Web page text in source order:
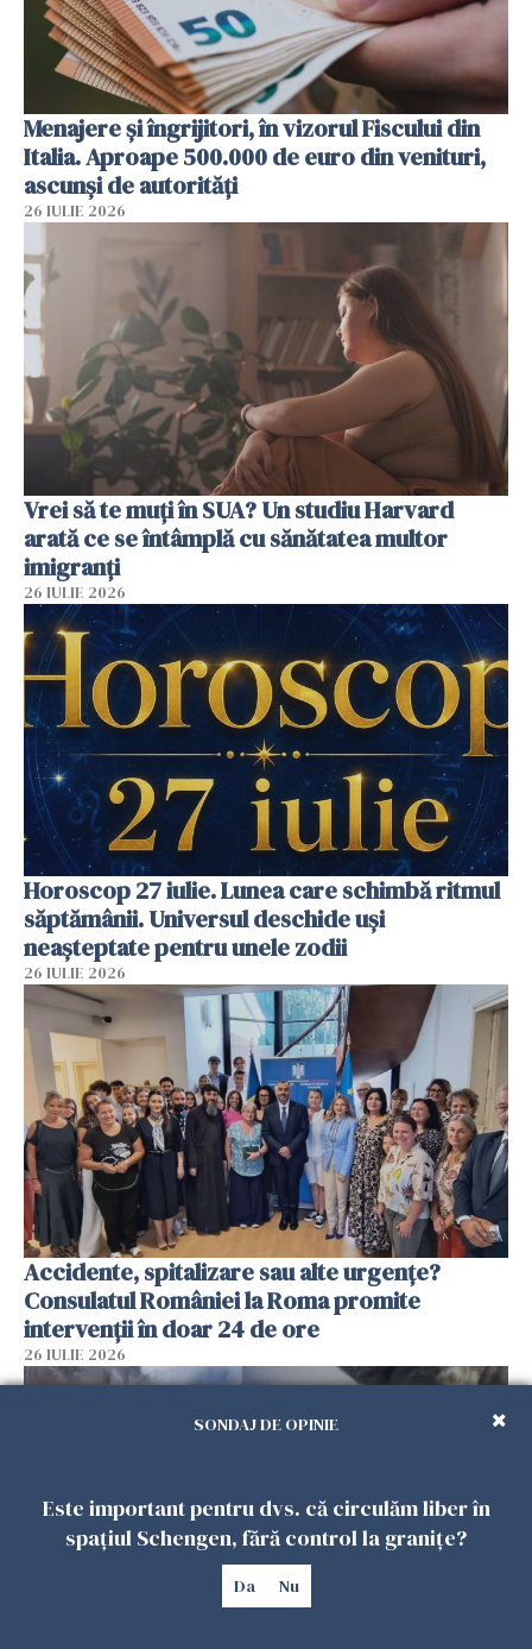
Menajere și îngrijitori, în vizorul Fiscului din
Italia. Aproape 500.000 de euro din venituri,
ascunși de autorități
26 IULIE 2026
Vrei să te muți în SUA? Un studiu Harvard
arată ce se întâmplă cu sănătatea multor
imigranți
26 IULIE 2026
Horoscop 27 iulie. Lunea care schimbă ritmul
săptămânii. Universul deschide uși
neașteptate pentru unele zodii
26 IULIE 2026
Accidente, spitalizare sau alte urgențe?
Consulatul României la Roma promite
intervenții în doar 24 de ore
26 IULIE 2026
SONDAJ DE OPINIE
Este important pentru dvs. că circulăm liber în
spațiul Schengen, fără control la granițe?
Da Nu